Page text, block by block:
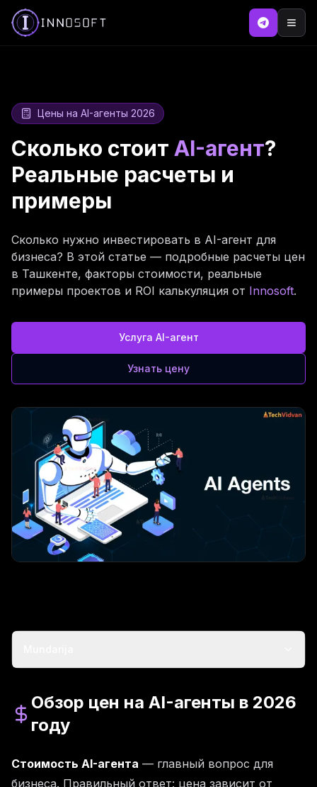
Цены на AI-агенты 2026
Сколько стоит AI-агент?
Реальные расчеты и
примеры
Сколько нужно инвестировать в AI-агент для
бизнеса? В этой статье — подробные расчеты цен
в Ташкенте, факторы стоимости, реальные
примеры проектов и ROI калькуляция от Innosoft.
Услуга AI-агент
Узнать цену
Обзор цен на AI-агенты в 2026
году
Стоимость AI-агента — главный вопрос для
бизнеса. Правильный ответ: цена зависит от